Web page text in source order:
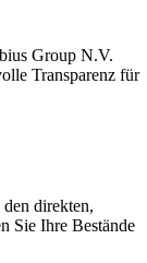
Group N.V.
Transparenz für
direkten,
Sie Ihre Bestände